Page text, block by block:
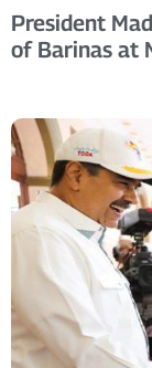
President
of Barinas at